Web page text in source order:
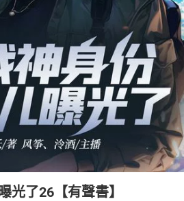
化妝保養 情趣用品
書
光了26【有聲書】